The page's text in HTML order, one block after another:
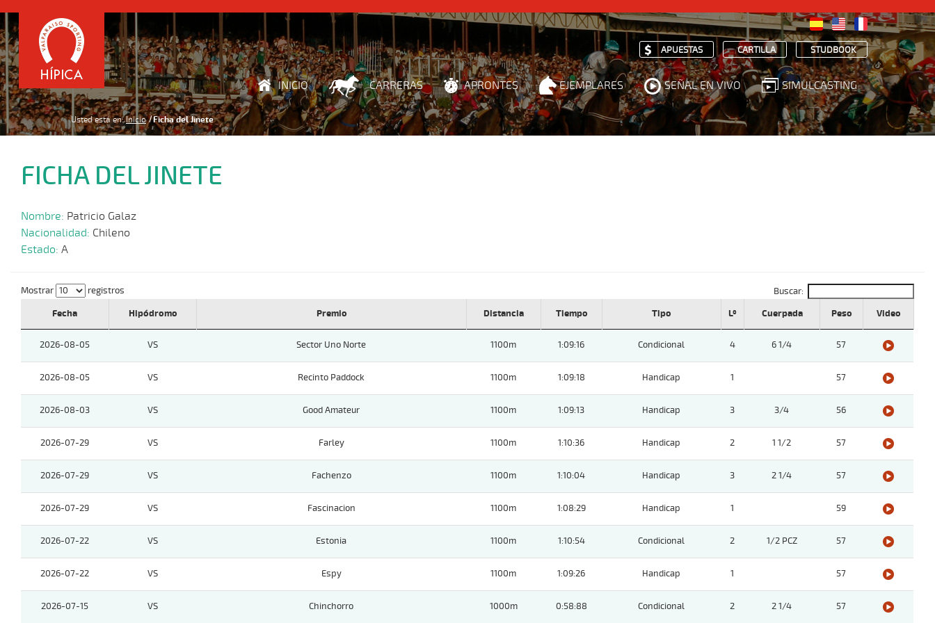
APUESTAS CARTILLA STUDBOOK
INICIO CARRERAS APRONTES EJEMPLARES SEÑAL EN VIVO SIMULCASTING
Usted está en: Inicio Ficha del Jinete
FICHA DEL JINETE
Nombre: Patricio Galaz
Nacionalidad: Chileno
Estado: A
Mostrar registros
Buscar:
Fecha
Hipódromo Premio Distancia Tiempo Tipo Lº Cuerpada Peso Video
2026-08-05 VS Sector Uno Norte 1100m 1:09:16 Condicional 4 6 1/4 57
2026-08-05 VS Recinto Paddock 1100m 1:09:18 Handicap 1 57
2026-08-03 VS Good Amateur 1100m 1:09:13 Handicap 3 3/4 56
2026-07-29 VS Farley 1100m 1:10:36 Handicap 2 1 1/2 57
2026-07-29 VS Fachenzo 1100m 1:10:04 Handicap 3 2 1/4 57
2026-07-29 VS Fascinacion 1100m 1:08:29 Handicap 1 59
2026-07-22 VS Estonia 1100m 1:10:54 Condicional 2 1/2 PCZ 57
2026-07-22 VS Espy 1100m 1:09:26 Handicap 1 57
2026-07-15 VS Chinchorro 1000m 0:58:88 Condicional 2 2 1/4 57